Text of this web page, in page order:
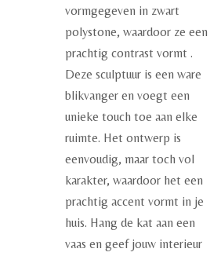
vormgegeven in zwart
polystone, waardoor ze een
prachtig contrast vormt .
Deze sculptuur is een ware
blikvanger en voegt een
unieke touch toe aan elke
ruimte. Het ontwerp is
eenvoudig, maar toch vol
karakter, waardoor het een
prachtig accent vormt in je
huis. Hang de kat aan een
vaas en geef jouw interieur